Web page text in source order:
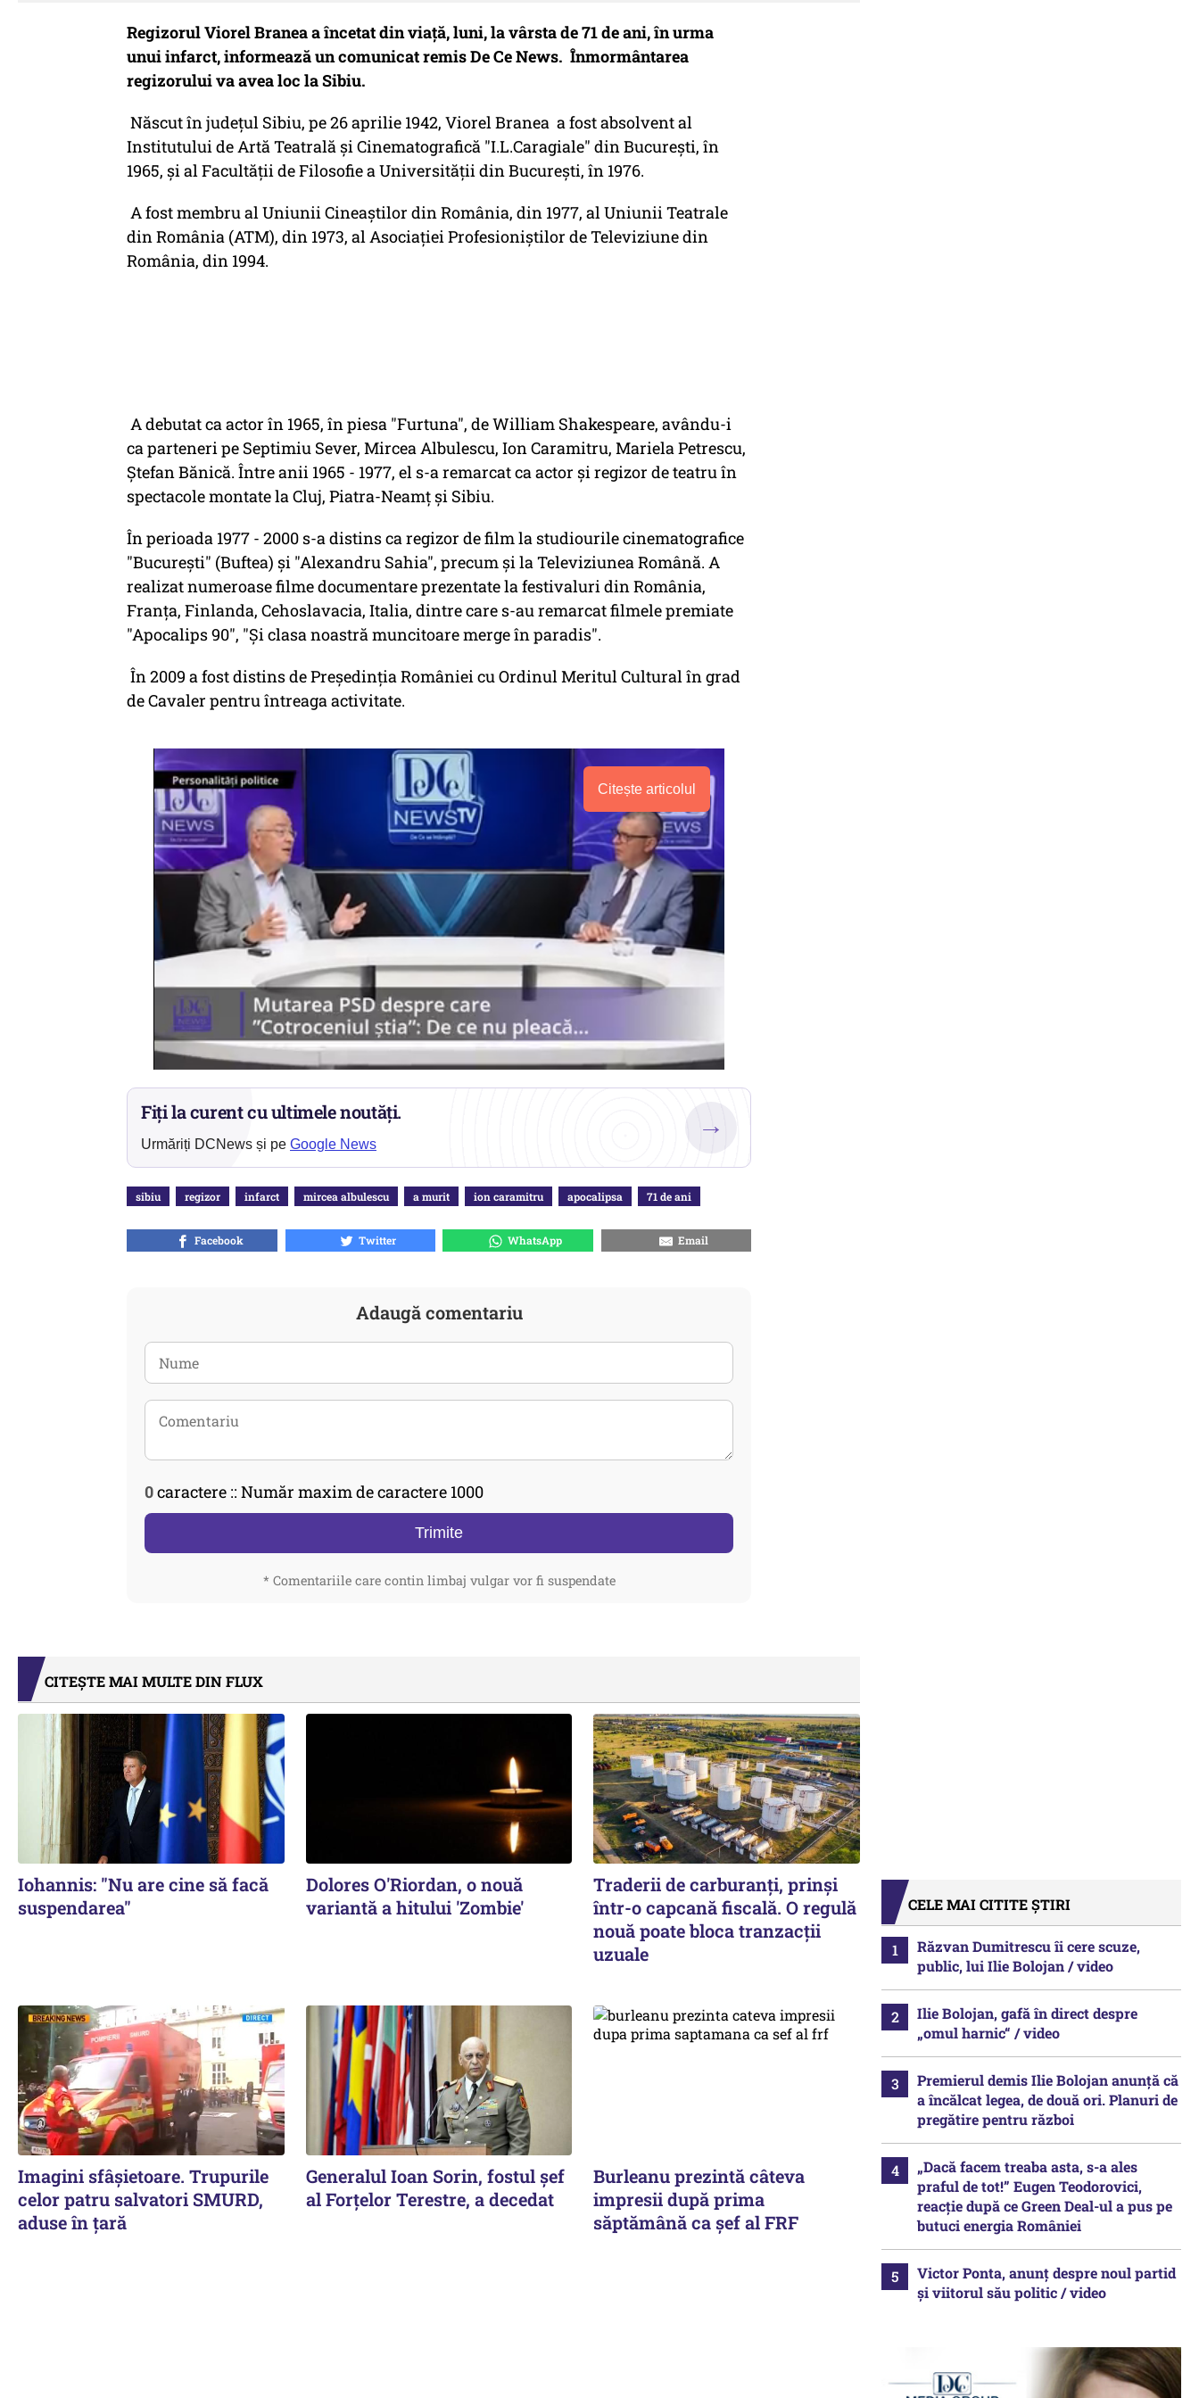
Regizorul Viorel Branea a încetat din viață, luni, la vârsta de 71 de ani, în urma
unui infarct, informează un comunicat remis De Ce News. Înmormântarea
regizorului va avea loc la Sibiu.
Născut în județul Sibiu, pe 26 aprilie 1942, Viorel Branea a fost absolvent al
Institutului de Artă Teatrală şi Cinematografică "I.L.Caragiale" din Bucureşti, în
1965, şi al Facultăţii de Filosofie a Universităţii din Bucureşti, în 1976.
A fost membru al Uniunii Cineaştilor din România, din 1977, al Uniunii Teatrale
din România (ATM), din 1973, al Asociaţiei Profesioniştilor de Televiziune din
România, din 1994.
A debutat ca actor în 1965, în piesa "Furtuna", de William Shakespeare, avându-i
ca parteneri pe Septimiu Sever, Mircea Albulescu, Ion Caramitru, Mariela Petrescu,
Ştefan Bănică. Între anii 1965 - 1977, el s-a remarcat ca actor şi regizor de teatru în
spectacole montate la Cluj, Piatra-Neamţ şi Sibiu.
În perioada 1977 - 2000 s-a distins ca regizor de film la studiourile cinematografice
"Bucureşti" (Buftea) şi "Alexandru Sahia", precum şi la Televiziunea Română. A
realizat numeroase filme documentare prezentate la festivaluri din România,
Franţa, Finlanda, Cehoslavacia, Italia, dintre care s-au remarcat filmele premiate
"Apocalips 90", "Şi clasa noastră muncitoare merge în paradis".
În 2009 a fost distins de Preşedinţia României cu Ordinul Meritul Cultural în grad
de Cavaler pentru întreaga activitate.
Citește articolul
Fiți la curent cu ultimele noutăți.
Urmăriți DCNews și pe Google News
→
sibiu regizor infarct mircea albulescu a murit ion caramitru apocalipsa 71 de ani
Facebook Twitter WhatsApp Email
Adaugă comentariu
0caractere :: Număr maxim de caractere 1000
Trimite
* Comentariile care contin limbaj vulgar vor fi suspendate
CITEȘTE MAI MULTE DIN FLUX
Iohannis: "Nu are cine să facă
suspendarea"
Dolores O'Riordan, o nouă
variantă a hitului 'Zombie'
Traderii de carburanți, prinși
într-o capcană fiscală. O regulă
nouă poate bloca tranzacții
uzuale
Imagini sfâșietoare. Trupurile
celor patru salvatori SMURD,
aduse în țară
Generalul Ioan Sorin, fostul șef
al Forțelor Terestre, a decedat
Burleanu prezintă câteva
impresii după prima
săptămână ca șef al FRF
CELE MAI CITITE ȘTIRI
Răzvan Dumitrescu îi cere scuze,
public, lui Ilie Bolojan / video
Ilie Bolojan, gafă în direct despre
„omul harnic“ / video
Premierul demis Ilie Bolojan anunță că
a încălcat legea, de două ori. Planuri de
pregătire pentru război
„Dacă facem treaba asta, s-a ales
praful de tot!” Eugen Teodorovici,
reacție după ce Green Deal-ul a pus pe
butuci energia României
Victor Ponta, anunț despre noul partid
și viitorul său politic / video